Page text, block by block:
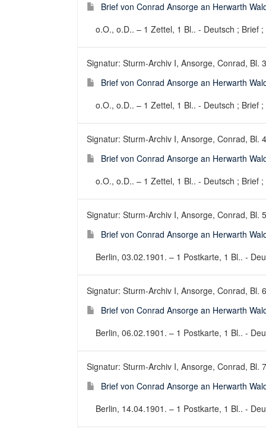
Brief von Conrad Ansorge an Herwarth
o.O., o.D.. – 1 Zettel, 1 Bl.. - Deutsch ; Brief
Signatur: Sturm-Archiv I, Ansorge, Conrad, Bl. 3
Brief von Conrad Ansorge an Herwarth
o.O., o.D.. – 1 Zettel, 1 Bl.. - Deutsch ; Brief
Signatur: Sturm-Archiv I, Ansorge, Conrad, Bl. 4
Brief von Conrad Ansorge an Herwarth
o.O., o.D.. – 1 Zettel, 1 Bl.. - Deutsch ; Brief
Signatur: Sturm-Archiv I, Ansorge, Conrad, Bl. 5
Brief von Conrad Ansorge an Herwarth
Berlin, 03.02.1901. – 1 Postkarte, 1 Bl.. -
Signatur: Sturm-Archiv I, Ansorge, Conrad, Bl. 6
Brief von Conrad Ansorge an Herwarth
Berlin, 06.02.1901. – 1 Postkarte, 1 Bl.. -
Signatur: Sturm-Archiv I, Ansorge, Conrad, Bl. 7
Brief von Conrad Ansorge an Herwarth
Berlin, 14.04.1901. – 1 Postkarte, 1 Bl.. -